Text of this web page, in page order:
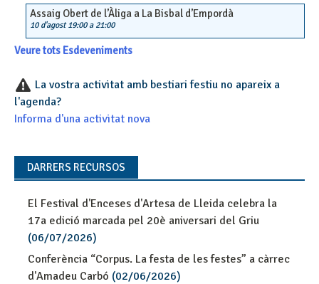
Assaig Obert de l’Àliga a La Bisbal d’Empordà
10 d'agost 19:00a 21:00
Veure tots Esdeveniments
La vostra activitat amb bestiari festiu no apareix a
l'agenda?
Informa d'una activitat nova
DARRERS RECURSOS
El Festival d'Enceses d'Artesa de Lleida celebra la
17a edició marcada pel 20è aniversari del Griu
(06/07/2026)
Conferència “Corpus. La festa de les festes” a càrrec
d'Amadeu Carbó (02/06/2026)